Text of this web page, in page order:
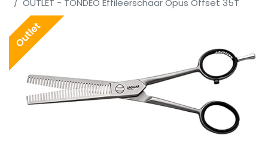
OUTLET - TONDEO Effileerschaar Opus Offset 35T
Outlet